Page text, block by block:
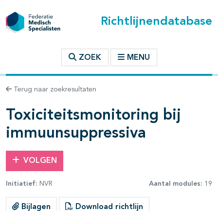
Richtlijnendatabase
ZOEK MENU
Terug naar zoekresultaten
Toxiciteitsmonitoring bij
immuunsuppressiva
VOLGEN
Initiatief: NVR Aantal modules: 19
Bijlagen Download richtlijn
binnen deze richtlijn